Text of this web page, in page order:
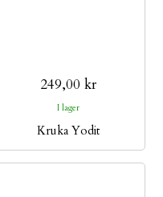
249,00 kr
I lager
Kruka Yodit